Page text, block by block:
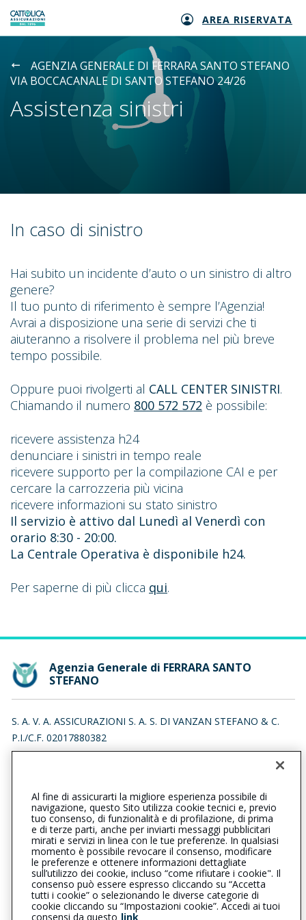
Generali logo AREA RISERVATA
AGENZIA GENERALE DI FERRARA SANTO STEFANO
VIA BOCCACANALE DI SANTO STEFANO 24/26
Assistenza sinistri
In caso di sinistro
Hai subito un incidente d’auto o un sinistro di altro
genere?
Il tuo punto di riferimento è sempre l’Agenzia!
Avrai a disposizione una serie di servizi che ti
aiuteranno a risolvere il problema nel più breve
tempo possibile.
Oppure puoi rivolgerti al CALL CENTER SINISTRI.
Chiamando il numero 800 572 572 è possibile:
ricevere assistenza h24
denunciare i sinistri in tempo reale
ricevere supporto per la compilazione CAI e per
cercare la carrozzeria più vicina
ricevere informazioni su stato sinistro
Il servizio è attivo dal Lunedì al Venerdì con
orario 8:30 - 20:00.
La Centrale Operativa è disponibile h24.
Per saperne di più clicca qui.
Agenzia Generale di FERRARA SANTO
STEFANO
S. A. V. A. ASSICURAZIONI S. A. S. DI VANZAN STEFANO & C.
P.I./C.F. 02017880382
VIA BOCCACANALE S.STEFANO 24, 44121 FERRARA (FE)
0532241923 0532215314
ferrarasantostefano@cattolica.it
savaassicurazionisas@pec.it
L’intermediario è soggetto al controllo dell’IVASS. Consulta il
Registro RUI al seguentelink
Al fine di assicurarti la migliore esperienza possibile di
navigazione, questo Sito utilizza cookie tecnici e, previo
tuo consenso, di funzionalità e di profilazione, di prima
e di terze parti, anche per inviarti messaggi pubblicitari
mirati e servizi in linea con le tue preferenze. In qualsiasi
momento è possibile revocare il consenso, modificare
le preferenze e ottenere informazioni dettagliate
sull’utilizzo dei cookie, incluso “come rifiutare i cookie". Il
consenso può essere espresso cliccando su “Accetta
tutti i cookie” o selezionando le diverse categorie di
cookie cliccando su “Impostazioni cookie”. Accedi ai tuoi
consensi da questo link